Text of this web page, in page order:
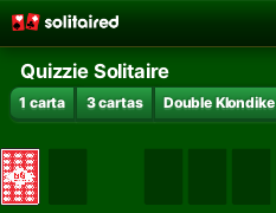
Quizzie Solitaire
1 carta 3 cartas Double Klondike